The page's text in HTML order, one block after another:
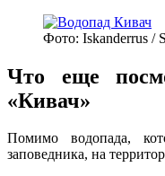
Фото: Iskanderrus /
Что еще
«Кивач»
Помимо водопада,
заповедника, на